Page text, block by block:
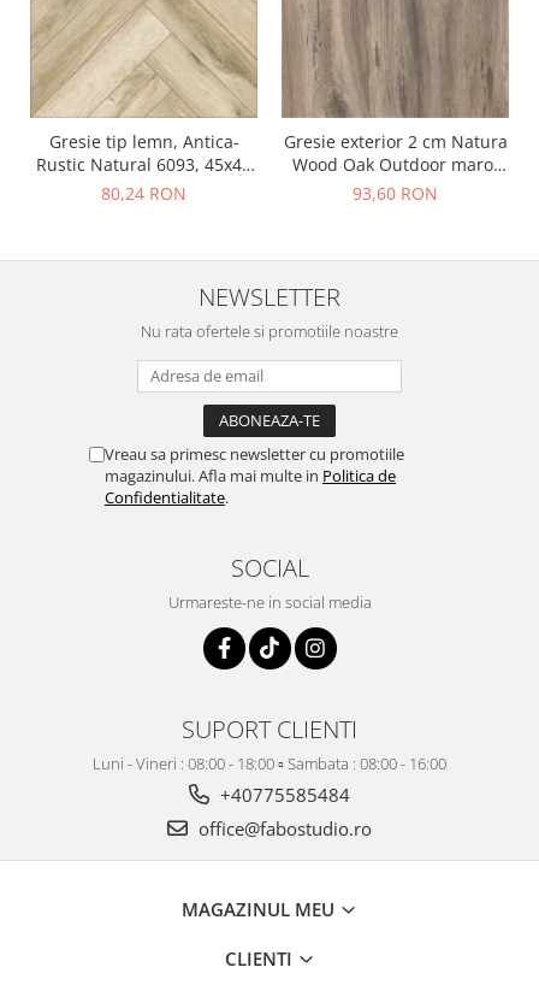
Gresie tip lemn, Antica-
Rustic Natural 6093, 45x45
cm, portelanata, bej, finisaj
80,24 RON
Gresie exterior 2 cm Natura
Wood Oak Outdoor maro,
0.73mp/cut
93,60 RON
NEWSLETTER
Nu rata ofertele si promotiile noastre
Vreau sa primesc newsletter cu promotiile
magazinului. Afla mai multe in Politica de
Confidentialitate.
SOCIAL
Urmareste-ne in social media
SUPORT CLIENTI
Luni - Vineri : 08:00 - 18:00 ▫️ Sambata : 08:00 - 16:00
+40775585484
office@fabostudio.ro
MAGAZINUL MEU
CLIENTI